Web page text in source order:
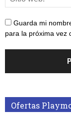
Guarda mi
para la próxima vez
Ofertas